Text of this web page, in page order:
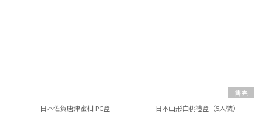
日本佐賀唐津蜜柑 PC盒
售完
日本山形白桃禮盒（5入裝）